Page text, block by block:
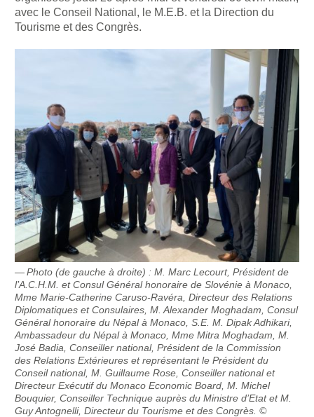
avec le Conseil National, le M.E.B. et la Direction du
Tourisme et des Congrès.
Photo (de gauche à droite) : M. Marc Lecourt, Président de
l’A.C.H.M. et Consul Général honoraire de Slovénie à Monaco,
Mme Marie-Catherine Caruso-Ravéra, Directeur des Relations
Diplomatiques et Consulaires, M. Alexander Moghadam, Consul
Général honoraire du Népal à Monaco, S.E. M. Dipak Adhikari,
Ambassadeur du Népal à Monaco, Mme Mitra Moghadam, M.
José Badia, Conseiller national, Président de la Commission
des Relations Extérieures et représentant le Président du
Conseil national, M. Guillaume Rose, Conseiller national et
Directeur Exécutif du Monaco Economic Board, M. Michel
Bouquier, Conseiller Technique auprès du Ministre d’Etat et M.
Guy Antognelli, Directeur du Tourisme et des Congrès. ©